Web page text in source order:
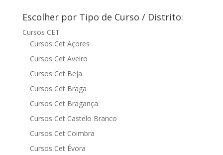
Escolher por Tipo de Curso / Distrito:
Cursos CET
Cursos Cet Açores
Cursos Cet Aveiro
Cursos Cet Beja
Cursos Cet Braga
Cursos Cet Bragança
Cursos Cet Castelo Branco
Cursos Cet Coimbra
Cursos Cet Évora